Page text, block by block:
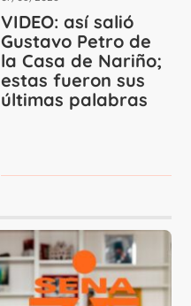
VIDEO: así salió
Gustavo Petro de
la Casa de Nariño;
estas fueron sus
últimas palabras